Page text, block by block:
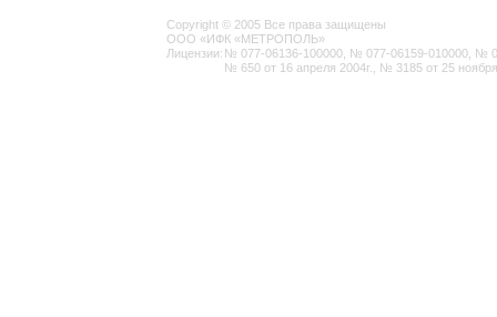
Copyright © 2005 Все права защищены
ООО «ИФК «МЕТРОПОЛЬ»
Лицензии: № 077-06136-100000, № 077-06159-010000, №
№ 650 от 16 апреля 2004г., № 3185 от 25